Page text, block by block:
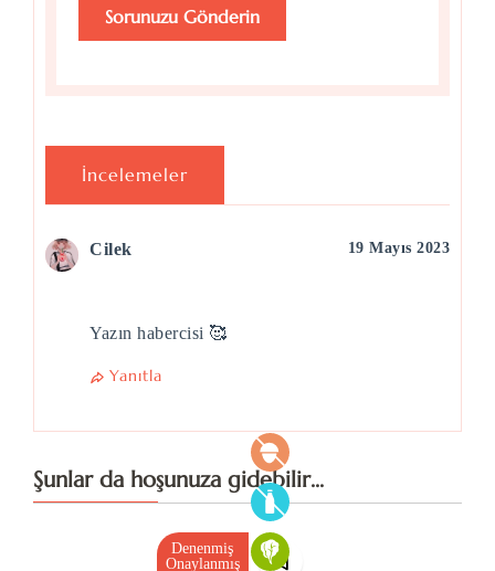
İncelemeler
Cilek 19 Mayıs 2023
Yazın habercisi 🥰
Yanıtla
Şunlar da hoşunuza gidebilir...
Denenmiş
Onaylanmış